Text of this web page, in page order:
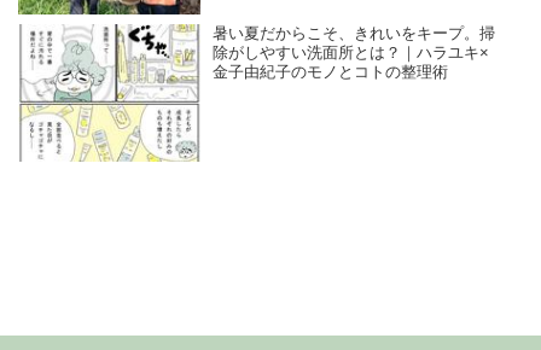
暑い夏だからこそ、きれいをキープ。掃
除がしやすい洗面所とは？｜ハラユキ×
金子由紀子のモノとコトの整理術